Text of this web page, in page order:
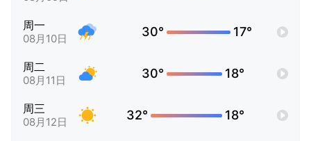
周一
08月10日 30° 17°
周二
08月11日 30° 18°
周三
08月12日 32° 18°